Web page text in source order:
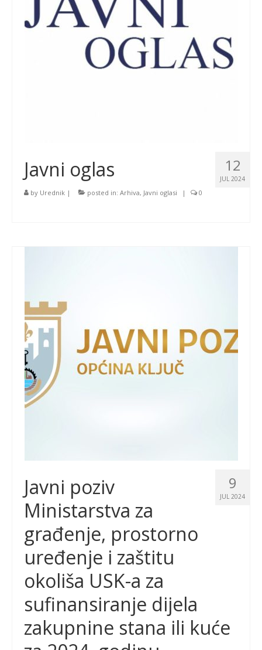
12
JUL 2024
Javni oglas
by Urednik | posted in: Arhiva, Javni oglasi | 0
9
JUL 2024
Javni poziv
Ministarstva za
građenje, prostorno
uređenje i zaštitu
okoliša USK-a za
sufinansiranje dijela
zakupnine stana ili kuće